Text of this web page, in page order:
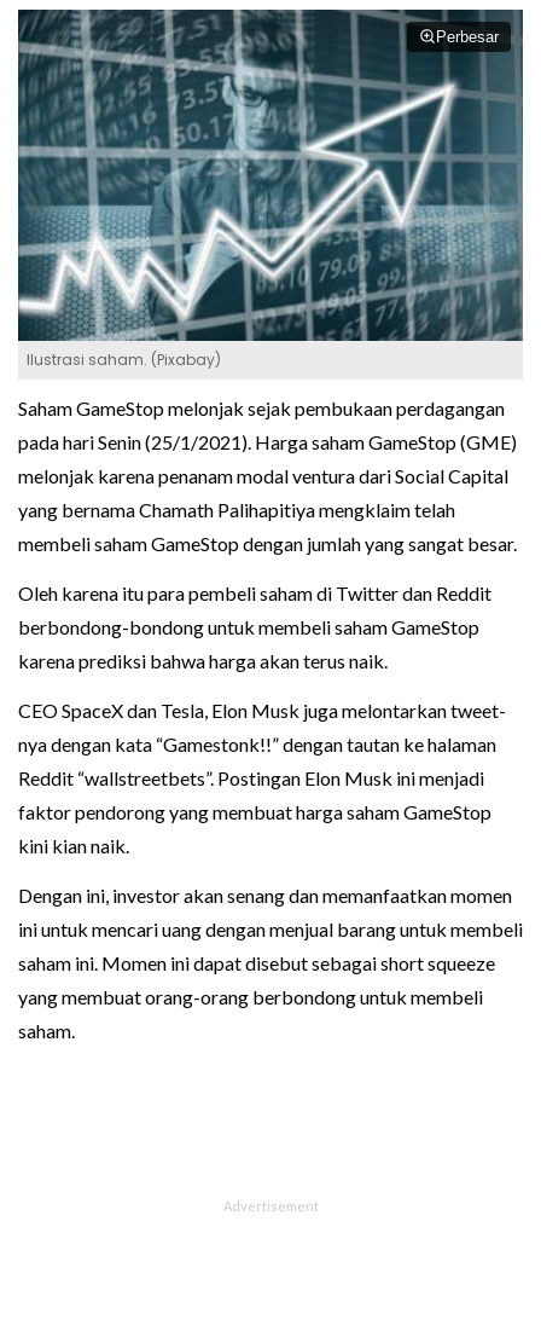
Perbesar
Ilustrasi saham. (Pixabay)
Saham GameStop melonjak sejak pembukaan perdagangan
pada hari Senin (25/1/2021). Harga saham GameStop (GME)
melonjak karena penanam modal ventura dari Social Capital
yang bernama Chamath Palihapitiya mengklaim telah
membeli saham GameStop dengan jumlah yang sangat besar.
Oleh karena itu para pembeli saham di Twitter dan Reddit
berbondong-bondong untuk membeli saham GameStop
karena prediksi bahwa harga akan terus naik.
CEO SpaceX dan Tesla, Elon Musk juga melontarkan tweet-
nya dengan kata “Gamestonk!!” dengan tautan ke halaman
Reddit “wallstreetbets”. Postingan Elon Musk ini menjadi
faktor pendorong yang membuat harga saham GameStop
kini kian naik.
Dengan ini, investor akan senang dan memanfaatkan momen
ini untuk mencari uang dengan menjual barang untuk membeli
saham ini. Momen ini dapat disebut sebagai short squeeze
yang membuat orang-orang berbondong untuk membeli
saham.